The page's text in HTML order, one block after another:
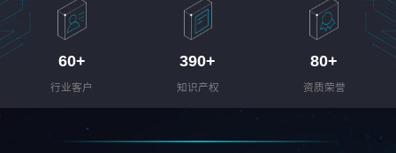
60+
行业客户
390+
知识产权
80+
资质荣誉